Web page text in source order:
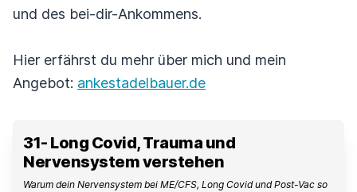
und des bei-dir-Ankommens.
Hier erfährst du mehr über mich und mein
Angebot: ankestadelbauer.de
31- Long Covid, Trauma und
Nervensystem verstehen
Warum dein Nervensystem bei ME/CFS, Long Covid und Post-Vac so